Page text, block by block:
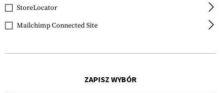
StoreLocator
Mailchimp Connected Site
ZAPISZ WYBÓR